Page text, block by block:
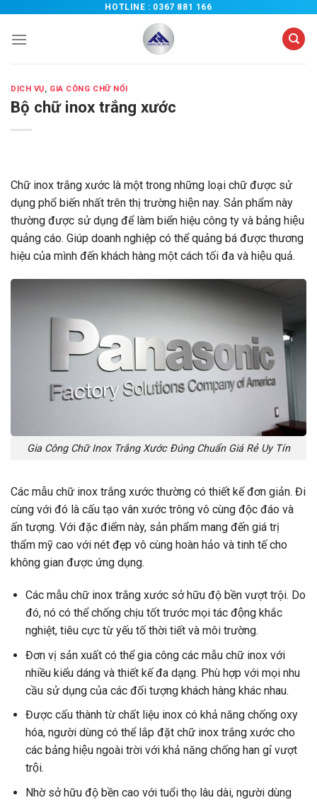
nội
HOTLINE : 0367 881 166
DỊCH VỤ, GIA CÔNG CHỮ NỔI
Bộ chữ inox trắng xước
Chữ inox trắng xước là một trong những loại chữ được sử
dụng phổ biến nhất trên thị trường hiện nay. Sản phẩm này
thường được sử dụng để làm biển hiệu công ty và bảng hiệu
quảng cáo. Giúp doanh nghiệp có thể quảng bá được thương
hiệu của mình đến khách hàng một cách tối đa và hiệu quả.
Gia Công Chữ Inox Trắng Xước Đúng Chuẩn Giá Rẻ Uy Tín
Các mẫu chữ inox trắng xước thường có thiết kế đơn giản. Đi
cùng với đó là cấu tạo vân xước trông vô cùng độc đáo và
ấn tượng. Với đặc điểm này, sản phẩm mang đến giá trị
thẩm mỹ cao với nét đẹp vô cùng hoàn hảo và tinh tế cho
không gian được ứng dụng.
Các mẫu chữ inox trắng xước sở hữu độ bền vượt trội. Do
đó, nó có thể chống chịu tốt trước mọi tác động khắc
nghiệt, tiêu cực từ yếu tố thời tiết và môi trường.
Đơn vị sản xuất có thể gia công các mẫu chữ inox với
nhiều kiểu dáng và thiết kế đa dạng. Phù hợp với mọi nhu
cầu sử dụng của các đối tượng khách hàng khác nhau.
Được cấu thành từ chất liệu inox có khả năng chống oxy
hóa, người dùng có thể lắp đặt chữ inox trắng xước cho
các bảng hiệu ngoài trời với khả năng chống han gỉ vượt
trội.
Nhờ sở hữu độ bền cao với tuổi thọ lâu dài, người dùng